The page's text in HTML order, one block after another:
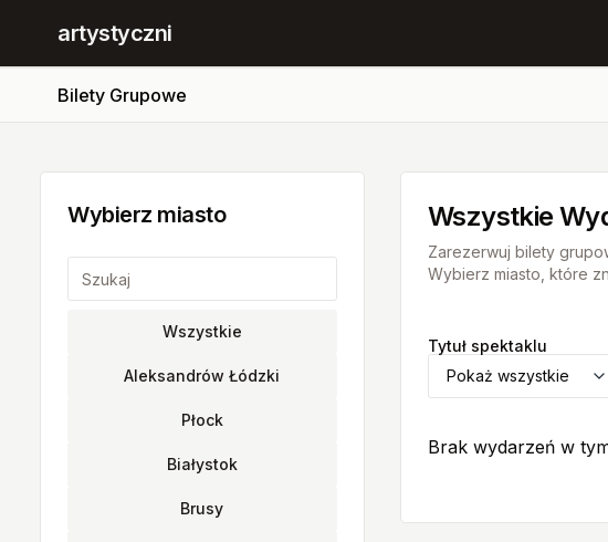
artystyczni
Bilety Grupowe
Wybierz miasto
Wszystkie
Aleksandrów Łódzki
Płock
Białystok
Brusy
Wszystkie
Zarezerwuj bilety
Wybierz miasto, które
Tytuł spektaklu
Pokaż wszystkie
Brak wydarzeń w